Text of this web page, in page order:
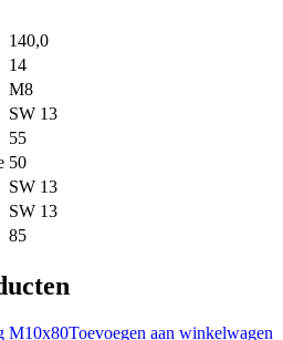
140,0
14
M8
SW 13
55
50
SW 13
SW 13
85
Toevoegen aan winkelwagen